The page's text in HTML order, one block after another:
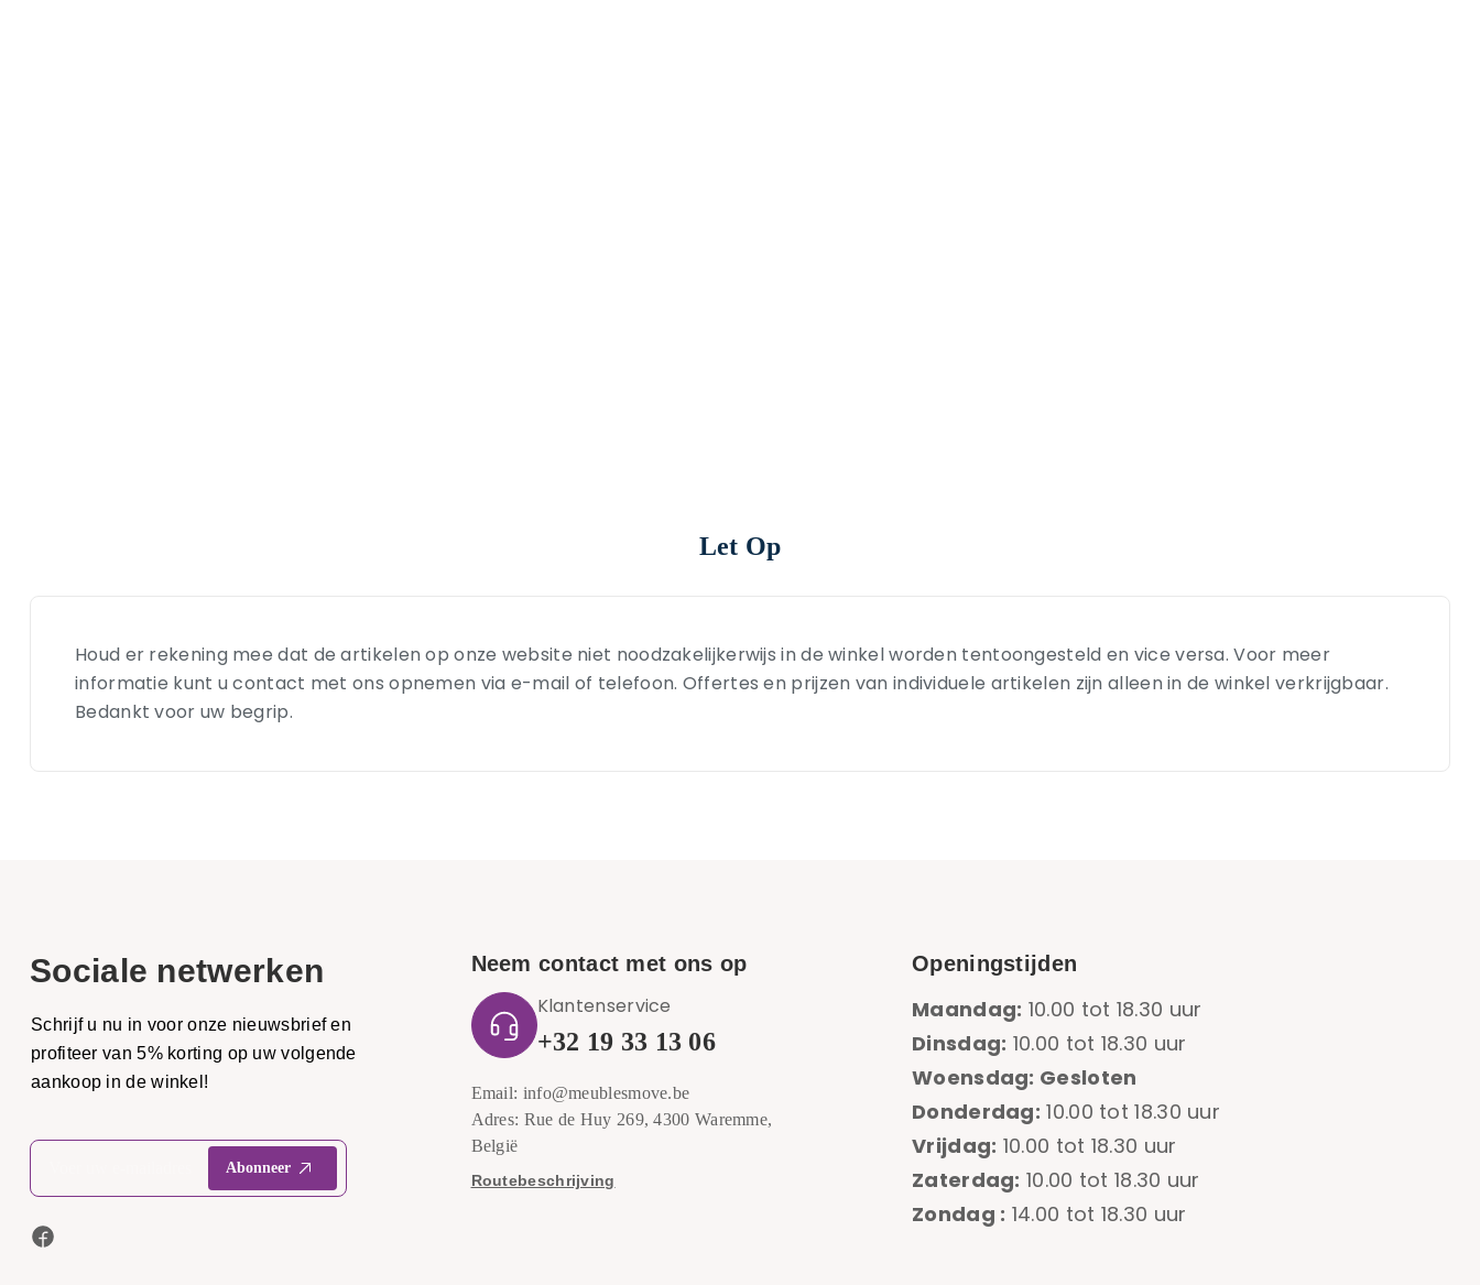
Let Op
Houd er rekening mee dat de artikelen op onze website niet noodzakelijkerwijs in de winkel worden tentoongesteld en vice versa. Voor meer
informatie kunt u contact met ons opnemen via e-mail of telefoon. Offertes en prijzen van individuele artikelen zijn alleen in de winkel verkrijgbaar.
Bedankt voor uw begrip.
Sociale netwerken
Schrijf u nu in voor onze nieuwsbrief en
profiteer van 5% korting op uw volgende
aankoop in de winkel!
Neem contact met ons op
Klantenservice
+32 19 33 13 06
Email: info@meublesmove.be
Adres: Rue de Huy 269, 4300 Waremme,
België
Routebeschrijving
Openingstijden
Maandag: 10.00 tot 18.30 uur
Dinsdag: 10.00 tot 18.30 uur
Woensdag: Gesloten
Donderdag: 10.00 tot 18.30 uur
Vrijdag: 10.00 tot 18.30 uur
Zaterdag: 10.00 tot 18.30 uur
Zondag : 14.00 tot 18.30 uur